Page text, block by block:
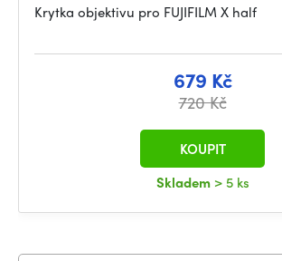
Krytka objektivu pro FUJIFILM X half
679 Kč
720 Kč
Skladem > 5 ks
KOUPIT